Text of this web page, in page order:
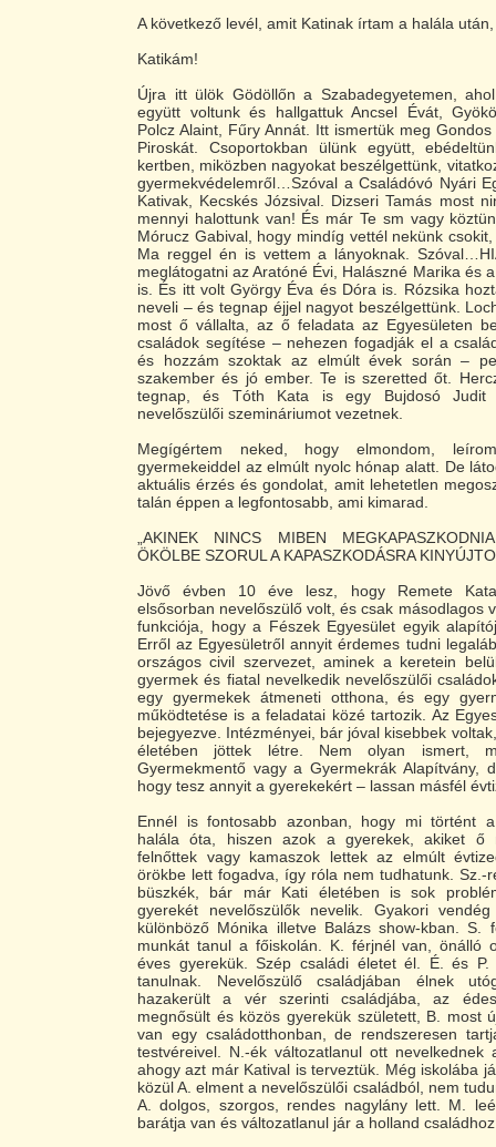
A következő levél, amit Katinak írtam a halála
Katikám!
Újra itt ülök Gödöllőn a Szabadegyetemen,
együtt voltunk és hallgattuk Ancsel Évát,
Polcz Alaint, Fűry Annát. Itt ismertük meg
Piroskát. Csoportokban ülünk együtt,
kertben, miközben nagyokat beszélgettünk,
gyermekvédelemről…Szóval a Családóvó Nyári
Kativak, Kecskés Józsival. Dizseri Tamás most
mennyi halottunk van! És már Te sm vagy
Mórucz Gabival, hogy mindíg vettél nekünk
Ma reggel én is vettem a lányoknak.
meglátogatni az Aratóné Évi, Halászné Marika és
is. És itt volt György Éva és Dóra is. Rózsika
neveli – és tegnap éjjel nagyot beszélgettünk.
most ő vállalta, az ő feladata az Egyesületen
családok segítése – nehezen fogadják el a
és hozzám szoktak az elmúlt évek során –
szakember és jó ember. Te is szeretted őt.
tegnap, és Tóth Kata is egy Bujdosó Judit
nevelőszülői szemináriumot vezetnek.
Megígértem neked, hogy elmondom,
gyermekeiddel az elmúlt nyolc hónap alatt. De
aktuális érzés és gondolat, amit lehetetlen
talán éppen a legfontosabb, ami kimarad.
„AKINEK NINCS MIBEN
ÖKÖLBE SZORUL A KAPASZKODÁSRA
Jövő évben 10 éve lesz, hogy Remete
elsősorban nevelőszülő volt, és csak másodlagos
funkciója, hogy a Fészek Egyesület egyik
Erről az Egyesületről annyit érdemes tudni
országos civil szervezet, aminek a keretein
gyermek és fiatal nevelkedik nevelőszülői
egy gyermekek átmeneti otthona, és egy
működtetése is a feladatai közé tartozik. Az
bejegyezve. Intézményei, bár jóval kisebbek
életében jöttek létre. Nem olyan ismert,
Gyermekmentő vagy a Gyermekrák Alapítvány,
hogy tesz annyit a gyerekekért – lassan másfél
Ennél is fontosabb azonban, hogy mi történt
halála óta, hiszen azok a gyerekek, akiket ő
felnőttek vagy kamaszok lettek az elmúlt
örökbe lett fogadva, így róla nem tudhatunk. Sz.-
büszkék, bár már Kati életében is sok
gyerekét nevelőszülők nevelik. Gyakori
különböző Mónika illetve Balázs show-kban. S.
munkát tanul a főiskolán. K. férjnél van, önálló
éves gyerekük. Szép családi életet él. É. és
tanulnak. Nevelőszülő családjában élnek
hazakerült a vér szerinti családjába, az
megnősült és közös gyerekük született, B. most
van egy családotthonban, de rendszeresen
testvéreivel. N.-ék változatlanul ott nevelkednek
ahogy azt már Katival is terveztük. Még iskolába
közül A. elment a nevelőszülői családból, nem
A. dolgos, szorgos, rendes nagylány lett. M.
barátja van és változatlanul jár a holland